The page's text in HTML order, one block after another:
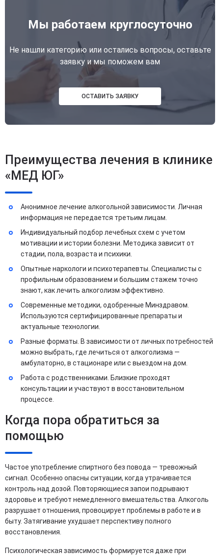
Мы работаем круглосуточно
Не нашли категорию или остались вопросы, оставьте
заявку и мы поможем вам
ОСТАВИТЬ ЗАЯВКУ
Преимущества лечения в клинике
«МЕД ЮГ»
Анонимное лечение алкогольной зависимости. Личная
информация не передается третьим лицам.
Индивидуальный подбор лечебных схем с учетом
мотивации и истории болезни. Методика зависит от
стадии, пола, возраста и психики.
Опытные наркологи и психотерапевты. Специалисты с
профильным образованием и большим стажем точно
знают, как лечить алкоголизм эффективно.
Современные методики, одобренные Минздравом.
Используются сертифицированные препараты и
актуальные технологии.
Разные форматы. В зависимости от личных потребностей
можно выбрать, где лечиться от алкоголизма —
амбулаторно, в стационаре или с выездом на дом.
Работа с родственниками. Близкие проходят
консультации и участвуют в восстановительном
процессе.
Когда пора обратиться за
помощью
Частое употребление спиртного без повода — тревожный
сигнал. Особенно опасны ситуации, когда утрачивается
контроль над дозой. Повторяющиеся запои подрывают
здоровье и требуют немедленного вмешательства. Алкоголь
разрушает отношения, провоцирует проблемы в работе и в
быту. Затягивание ухудшает перспективу полного
восстановления.
Психологическая зависимость формируется даже при